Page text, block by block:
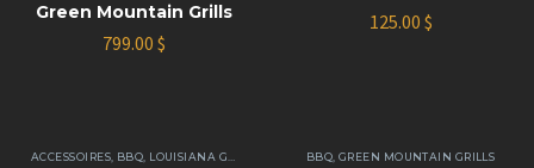
Green Mountain Grills
799.00 $
125.00 $
ACCESSOIRES, BBQ LOUISIANA GRILLS BBQ GREEN MOUNTAIN GRILLS